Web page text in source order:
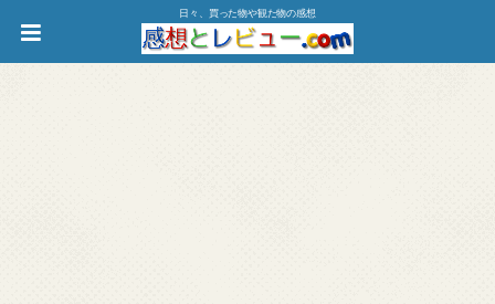
日々、買った物や観た物の感想